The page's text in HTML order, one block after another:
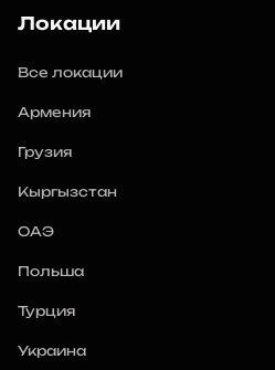
Локации
Все локации
Армения
Грузия
Кыргызстан
ОАЭ
Польша
Турция
Украина